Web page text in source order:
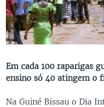
Em cada 100 raparigas
ensino só 40 atingem o
Na Guiné Bissau o Dia